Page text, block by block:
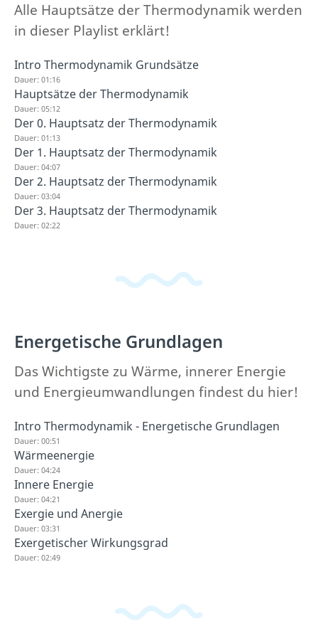
Alle Hauptsätze der Thermodynamik werden
in dieser Playlist erklärt!
Intro Thermodynamik Grundsätze
Dauer: 01:16
Hauptsätze der Thermodynamik
Dauer: 05:12
Der 0. Hauptsatz der Thermodynamik
Dauer: 01:13
Der 1. Hauptsatz der Thermodynamik
Dauer: 04:07
Der 2. Hauptsatz der Thermodynamik
Dauer: 03:04
Der 3. Hauptsatz der Thermodynamik
Dauer: 02:22
Energetische Grundlagen
Das Wichtigste zu Wärme, innerer Energie
und Energieumwandlungen findest du hier!
Intro Thermodynamik - Energetische Grundlagen
Dauer: 00:51
Wärmeenergie
Dauer: 04:24
Innere Energie
Dauer: 04:21
Exergie und Anergie
Dauer: 03:31
Exergetischer Wirkungsgrad
Dauer: 02:49